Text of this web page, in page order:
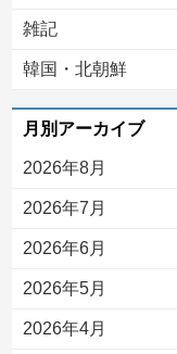
雑記
韓国・北朝鮮
月別アーカイブ
2026年8月
2026年7月
2026年6月
2026年5月
2026年4月